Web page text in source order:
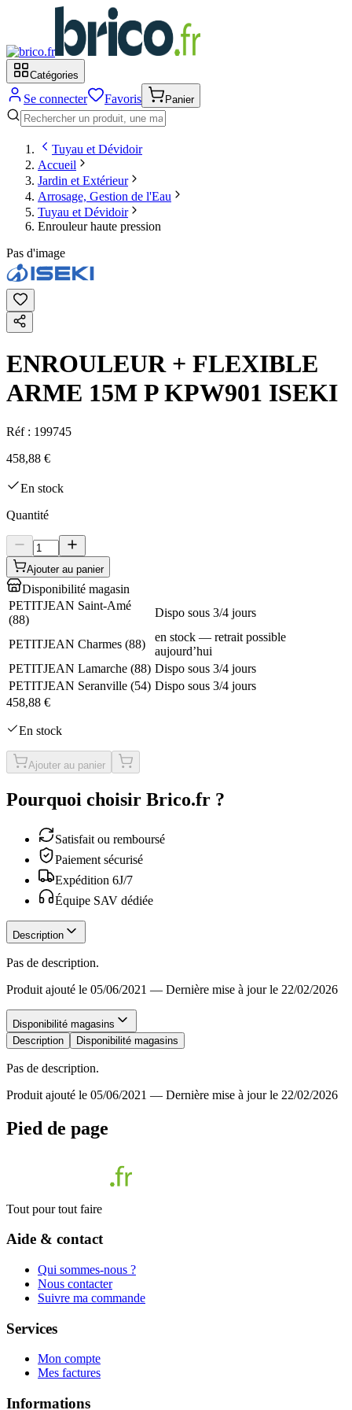
Catégories
Se connecter Favoris Panier
Tuyau et Dévidoir
Accueil
Jardin et Extérieur
Arrosage, Gestion de l'Eau
Tuyau et Dévidoir
Enrouleur haute pression
Pas d'image
ENROULEUR + FLEXIBLE
ARME 15M P KPW901 ISEKI
Réf : 199745
458,88 €
En stock
Quantité
Ajouter au panier
Disponibilité magasin
PETITJEAN Saint-Amé
(88)
Dispo sous 3/4 jours
PETITJEAN Charmes (88)
en stock — retrait possible
aujourd’hui
PETITJEAN Lamarche (88) Dispo sous 3/4 jours
PETITJEAN Seranville (54) Dispo sous 3/4 jours
458,88 €
En stock
Ajouter au panier
Pourquoi choisir Brico.fr ?
Satisfait ou remboursé
Paiement sécurisé
Expédition 6J/7
Équipe SAV dédiée
Description
Pas de description.
Produit ajouté le 05/06/2021 — Dernière mise à jour le 22/02/2026
Disponibilité magasins
Description
Disponibilité magasins
Pas de description.
Produit ajouté le 05/06/2021 — Dernière mise à jour le 22/02/2026
Pied de page
Tout pour tout faire
Aide & contact
Qui sommes-nous ?
Nous contacter
Suivre ma commande
Services
Mon compte
Mes factures
Informations